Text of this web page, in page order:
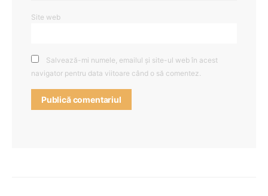
Site web
Salvează-mi numele, emailul și site-ul web în acest
navigator pentru data viitoare când o să comentez.